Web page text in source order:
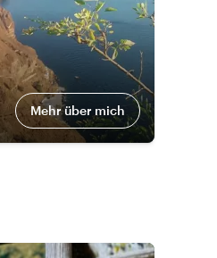
Mehr über mich